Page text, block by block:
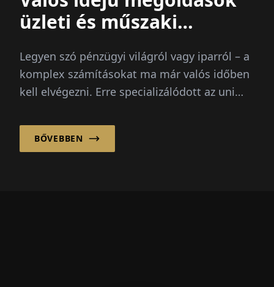
üzleti és műszaki
Legyen szó pénzügyi világról vagy iparról – a
komplex számításokat ma már valós időben
kell elvégezni. Erre specializálódott az uni
BŐVEBBEN